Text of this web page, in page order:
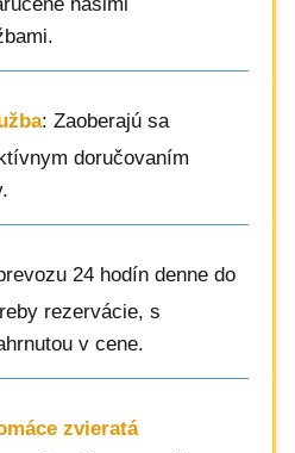
: Zaoberajú sa
doručovaním
24 hodín denne do
rezervácie, s
v cene.
zvieratá